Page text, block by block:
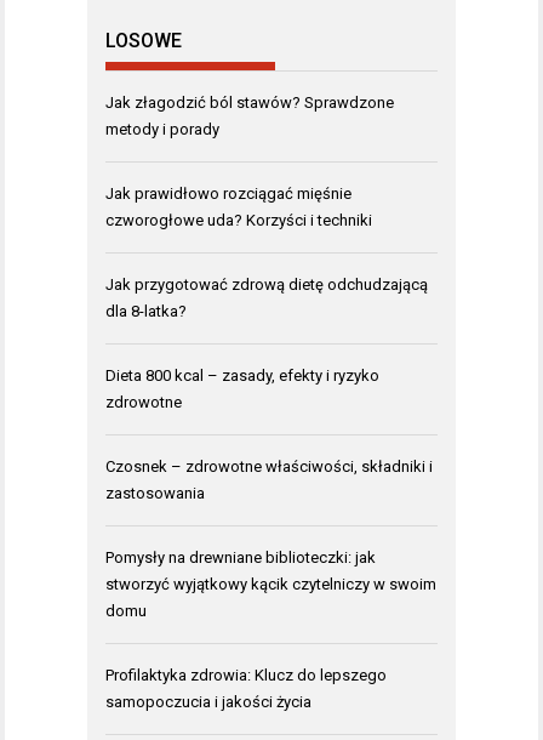
LOSOWE
Jak złagodzić ból stawów? Sprawdzone
metody i porady
Jak prawidłowo rozciągać mięśnie
czworogłowe uda? Korzyści i techniki
Jak przygotować zdrową dietę odchudzającą
dla 8-latka?
Dieta 800 kcal – zasady, efekty i ryzyko
zdrowotne
Czosnek – zdrowotne właściwości, składniki i
zastosowania
Pomysły na drewniane biblioteczki: jak
stworzyć wyjątkowy kącik czytelniczy w swoim
domu
Profilaktyka zdrowia: Klucz do lepszego
samopoczucia i jakości życia